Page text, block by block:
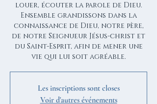
louer, écouter la parole de Dieu.
Ensemble grandissons dans la
connaissance de Dieu, notre père,
de notre Seignueur Jésus-christ et
du Saint-Esprit, afin de mener une
vie qui lui soit agréable.
Les inscriptions sont closes
Voir d'autres événements